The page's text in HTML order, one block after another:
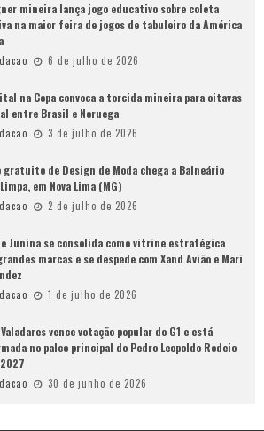
mineira lança jogo educativo sobre coleta
na maior feira de jogos de tabuleiro da América
6 de julho de 2026
na Copa convoca a torcida mineira para oitavas
entre Brasil e Noruega
3 de julho de 2026
gratuito de Design de Moda chega a Balneário
em Nova Lima (MG)
2 de julho de 2026
Junina se consolida como vitrine estratégica
marcas e se despede com Xand Avião e Mari
1 de julho de 2026
Valadares vence votação popular do G1 e está
no palco principal do Pedro Leopoldo Rodeio
30 de junho de 2026